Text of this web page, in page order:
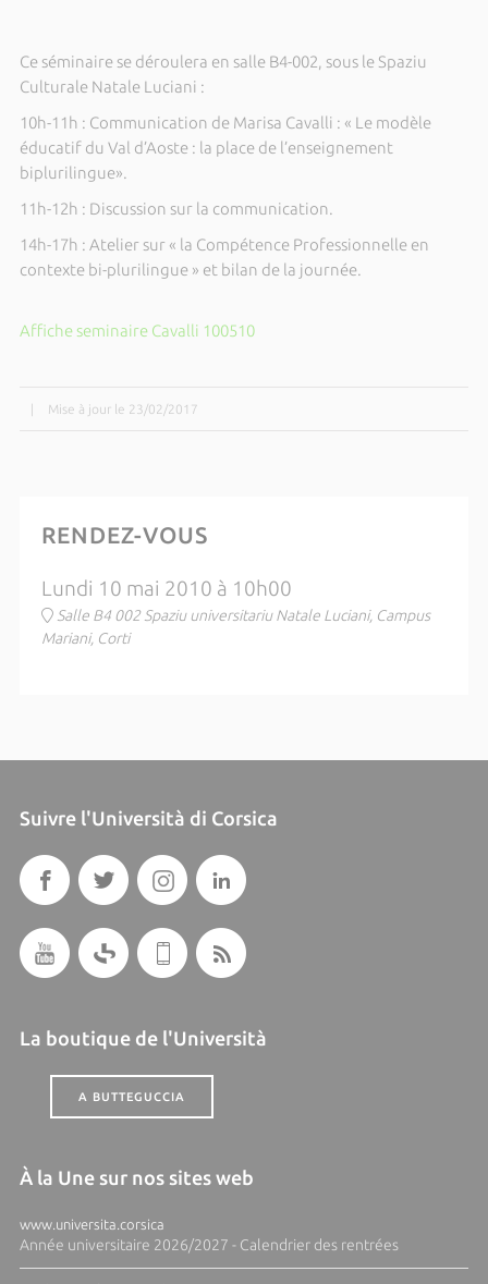
Ce séminaire se déroulera en salle B4-002, sous le Spaziu
Culturale Natale Luciani :
10h-11h : Communication de Marisa Cavalli : « Le modèle
éducatif du Val d’Aoste : la place de l’enseignement
biplurilingue».
11h-12h : Discussion sur la communication.
14h-17h : Atelier sur « la Compétence Professionnelle en
contexte bi-plurilingue » et bilan de la journée.
Affiche seminaire Cavalli 100510
Mise à jour le 23/02/2017
RENDEZ-VOUS
Lundi 10 mai 2010 à 10h00
Salle B4 002 Spaziu universitariu Natale Luciani, Campus
Mariani, Corti
Suivre l'Università di Corsica
La boutique de l'Università
A BUTTEGUCCIA
À la Une sur nos sites web
www.universita.corsica
Année universitaire 2026/2027 - Calendrier des rentrées